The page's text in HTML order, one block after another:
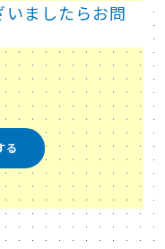
ましたらお問
る